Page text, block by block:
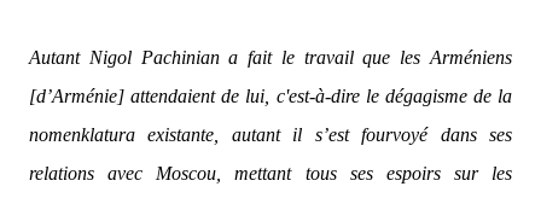
Autant Nigol Pachinian a fait le travail que les Arméniens
[d’Arménie] attendaient de lui, c'est-à-dire le dégagisme de la
nomenklatura existante, autant il s’est fourvoyé dans ses
relations avec Moscou, mettant tous ses espoirs sur les